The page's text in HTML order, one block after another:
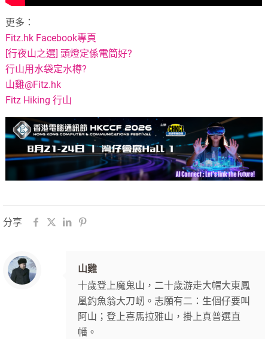
更多：
Fitz.hk Facebook專頁
[行夜山之選] 頭燈定係電筒好?
行山用水袋定水樽?
山雞@Fitz.hk
Fitz Hiking 行山
分享
山雞
十歲登上魔鬼山，二十歲游走大帽大東鳳
凰釣魚翁大刀屻。志願有二：生個仔要叫
阿山；登上喜馬拉雅山，掛上真普選直
幡。